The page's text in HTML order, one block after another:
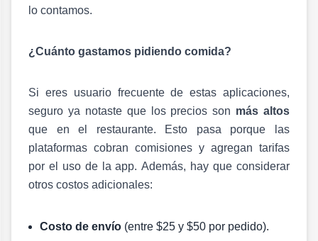
lo contamos.
¿Cuánto gastamos pidiendo comida?
Si eres usuario frecuente de estas aplicaciones,
seguro ya notaste que los precios son más altos
que en el restaurante. Esto pasa porque las
plataformas cobran comisiones y agregan tarifas
por el uso de la app.Además, hay que considerar
otros costos adicionales:
Costo de envío (entre $25 y $50 por pedido).